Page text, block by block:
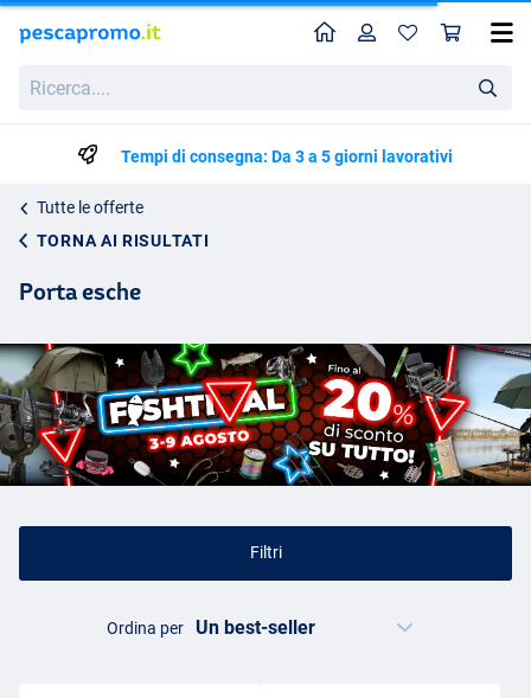
HomeProfilo
Tempi di consegna: Da 3 a 5 giorni lavorativi
Tutte le offerte
TORNA AI RISULTATI
Porta esche
Filtri
Ordina per